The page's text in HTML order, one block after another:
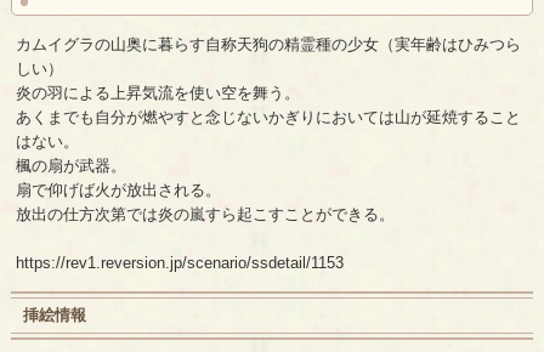
カムイグラの山奥に暮らす自称天狗の精霊種の少女（実年齢はひみつら
しい）
炎の羽による上昇気流を使い空を舞う。
あくまでも自分が燃やすと念じないかぎりにおいては山が延焼すること
はない。
楓の扇が武器。
扇で仰げば火が放出される。
放出の仕方次第では炎の嵐すら起こすことができる。
https://rev1.reversion.jp/scenario/ssdetail/1153
挿絵情報